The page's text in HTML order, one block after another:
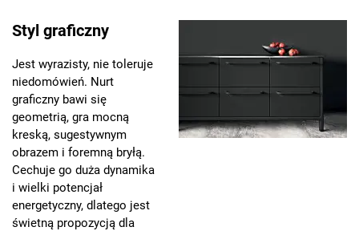
Styl graficzny
Jest wyrazisty, nie toleruje
niedomówień. Nurt
graficzny bawi się
geometrią, gra mocną
kreską, sugestywnym
obrazem i foremną bryłą.
Cechuje go duża dynamika
i wielki potencjał
energetyczny, dlatego jest
świetną propozycją dla